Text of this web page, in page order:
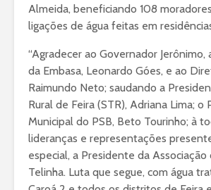
Almeida, beneficiando 108
ligações de água feitas em
“Agradecer ao Governador Jerônimo,
da Embasa, Leonardo Góes, e ao
Raimundo Neto; saudando a
Rural de Feira (STR), Adriana Lima; o
Municipal do PSB, Beto Tourinho; à
lideranças e representações
especial, a Presidente da Associação
Telinha. Luta que segue, com água